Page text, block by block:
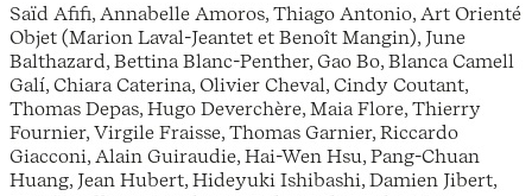
Saïd Afifi, Annabelle Amoros, Thiago Antonio, Art Orienté
Objet (Marion Laval-Jeantet et Benoît Mangin), June
Balthazard, Bettina Blanc-Penther, Gao Bo, Blanca Camell
Galí, Chiara Caterina, Olivier Cheval, Cindy Coutant,
Thomas Depas, Hugo Deverchère, Maia Flore, Thierry
Fournier, Virgile Fraisse, Thomas Garnier, Riccardo
Giacconi, Alain Guiraudie, Hai-Wen Hsu, Pang-Chuan
Huang, Jean Hubert, Hideyuki Ishibashi, Damien Jibert,